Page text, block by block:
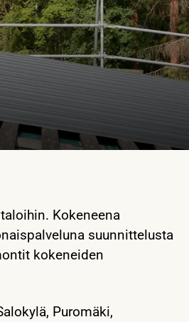
Kokeneena
suunnittelusta
kokeneiden
Puromäki,